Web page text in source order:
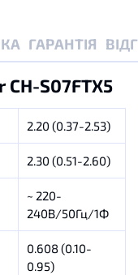
ГАРАНТІЯ
S07FTX5
2.20 (0.37-2.53)
2.30 (0.51-2.60)
~ 220-
240В/50Гц/1Ф
0.608 (0.10-
0.95)